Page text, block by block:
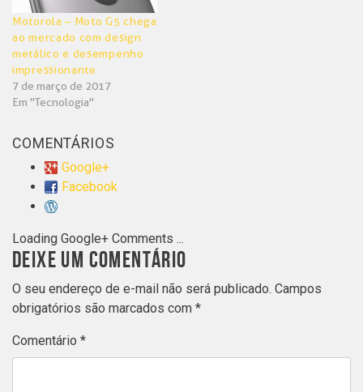
Motorola – Moto G5 chega
ao mercado com design
metálico e desempenho
impressionante
7 de março de 2017
Em "Tecnologia"
COMENTÁRIOS
Google+
Facebook
Loading Google+ Comments ...
DEIXE UM COMENTÁRIO
O seu endereço de e-mail não será publicado. Campos
obrigatórios são marcados com *
Comentário *